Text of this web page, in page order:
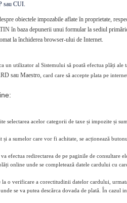
sau CUI.
obiectele impozabile aflate în proprietate,
în baza depunerii unui formular la sediul
la închiderea browser-ului de Internet.
un utilizator al Sistemului să poată efectua plăți
sau Maestro, card care să accepte plata pe
selectarea acelor categorii de taxe și impozite și
și a sumelor care vor fi achitate, se acționează
efectua redirectarea de pe paginile de
online unde se completează datele cardului cu
o verificare a corectitudinii datelor cardului,
se va putea descărca dovada de plată. În